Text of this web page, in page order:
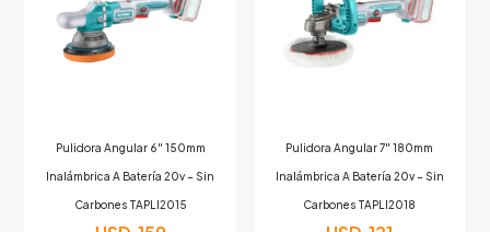
Pulidora Angular 6″ 150mm
Inalámbrica A Batería 20v – Sin
Carbones TAPLI2015
Pulidora Angular 7″ 180mm
Inalámbrica A Batería 20v – Sin
Carbones TAPLI2018